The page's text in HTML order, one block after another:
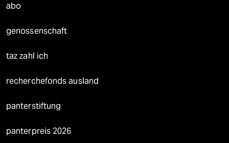
abo
genossenschaft
taz zahl ich
recherchefonds ausland
panterstiftung
panterpreis 2026